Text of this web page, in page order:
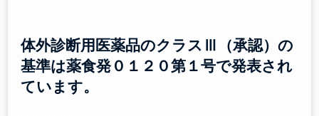
体外診断用医薬品のクラスⅢ（承認）の
基準は薬食発０１２０第１号で発表され
ています。